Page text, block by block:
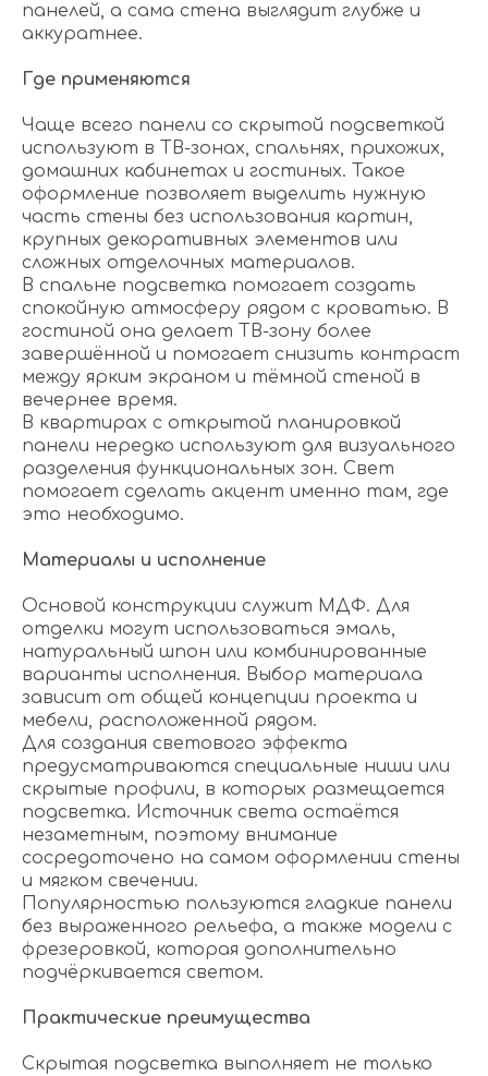
панелей, а сама стена выглядит глубже и
аккуратнее.
Где применяются
Чаще всего панели со скрытой подсветкой
используют в ТВ-зонах, спальнях, прихожих,
домашних кабинетах и гостиных. Такое
оформление позволяет выделить нужную
часть стены без использования картин,
крупных декоративных элементов или
сложных отделочных материалов.
В спальне подсветка помогает создать
спокойную атмосферу рядом с кроватью. В
гостиной она делает ТВ-зону более
завершённой и помогает снизить контраст
между ярким экраном и тёмной стеной в
вечернее время.
В квартирах с открытой планировкой
панели нередко используют для визуального
разделения функциональных зон. Свет
помогает сделать акцент именно там, где
это необходимо.
Материалы и исполнение
Основой конструкции служит МДФ. Для
отделки могут использоваться эмаль,
натуральный шпон или комбинированные
варианты исполнения. Выбор материала
зависит от общей концепции проекта и
мебели, расположенной рядом.
Для создания светового эффекта
предусматриваются специальные ниши или
скрытые профили, в которых размещается
подсветка. Источник света остаётся
незаметным, поэтому внимание
сосредоточено на самом оформлении стены
и мягком свечении.
Популярностью пользуются гладкие панели
без выраженного рельефа, а также модели с
фрезеровкой, которая дополнительно
подчёркивается светом.
Практические преимущества
Скрытая подсветка выполняет не только